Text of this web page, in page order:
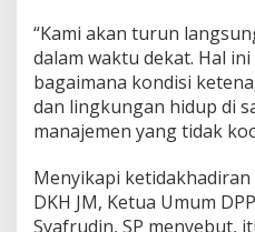
“Kami akan turun
dalam waktu dekat. Hal
bagaimana kondisi
dan lingkungan hidup di
manajemen yang tidak
Menyikapi ketidakhadiran
DKH JM, Ketua Umum
Syafrudin, SP menyebut,